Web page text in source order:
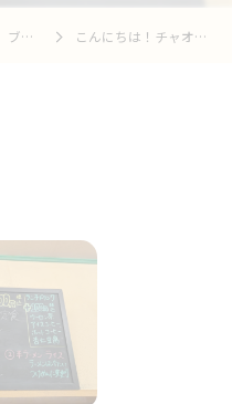
ブログ こんにちは！チャオです！